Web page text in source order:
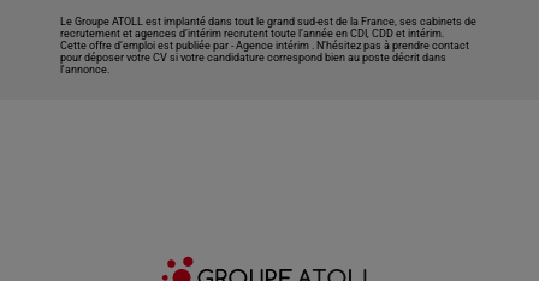
Le Groupe ATOLL est implanté dans tout le grand sud-est de la France, ses cabinets de
recrutement et agences d’intérim recrutent toute l’année en CDI, CDD et intérim.
Cette offre d’emploi est publiée par -Agence intérim . N’hésitez pas à prendre contact
pour déposer votre CV si votre candidature correspond bien au poste décrit dans
l'annonce.